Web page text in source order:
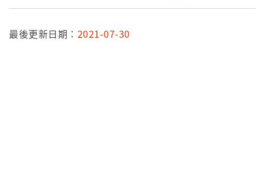
最後更新日期： 2021-07-30